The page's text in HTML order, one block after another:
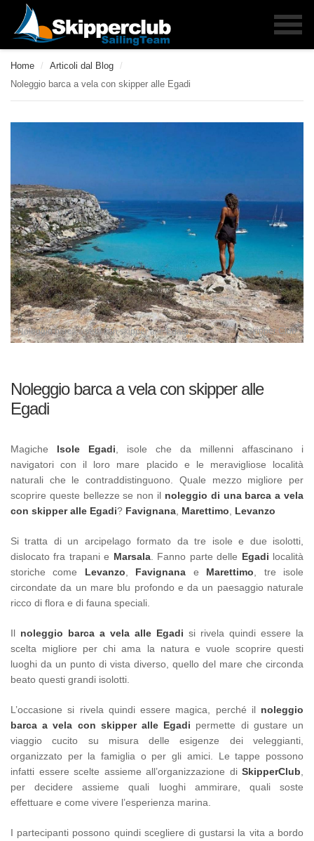
Home / Articoli dal Blog /
Noleggio barca a vela con skipper alle Egadi
Noleggio barca a vela con skipper alle Egadi Skipper Club
Noleggio barca a vela con skipper alle
Egadi
Magiche Isole Egadi , isole che da millenni affascinano i
navigatori con il loro mare placido e le meravigliose località
naturali che le contraddistinguono. Quale mezzo migliore per
scoprire queste bellezze se non il noleggio di una barca a vela
con skipper alle Egadi? Favignana Marettimo Levanzo
Si tratta di un arcipelago formato da tre isole e due isolotti,
dislocato fra trapani e Marsala. Fanno parte delle Egadi località
storiche come Levanzo Favignana e Marettimo , tre isole
circondate da un mare blu profondo e da un paesaggio naturale
ricco di flora e di fauna speciali.
Il noleggio barca a vela alle Egadi si rivela quindi essere la
scelta migliore per chi ama la natura e vuole scoprire questi
luoghi da un punto di vista diverso, quello del mare che circonda
beato questi grandi isolotti.
L’occasione si rivela quindi essere magica, perché il noleggio
barca a vela con skipper alle Egadi permette di gustare un
viaggio cucito su misura delle esigenze dei veleggianti,
organizzato per la famiglia o per gli amici. Le tappe possono
infatti essere scelte assieme all’organizzazione di SkipperClub
per decidere assieme quali luoghi ammirare, quali soste
effettuare e come vivere l’esperienza marina.
I partecipanti possono quindi scegliere di gustarsi la vita a bordo